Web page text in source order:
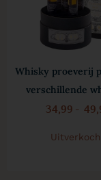
Whisky proeverij
verschillende
34,99 -